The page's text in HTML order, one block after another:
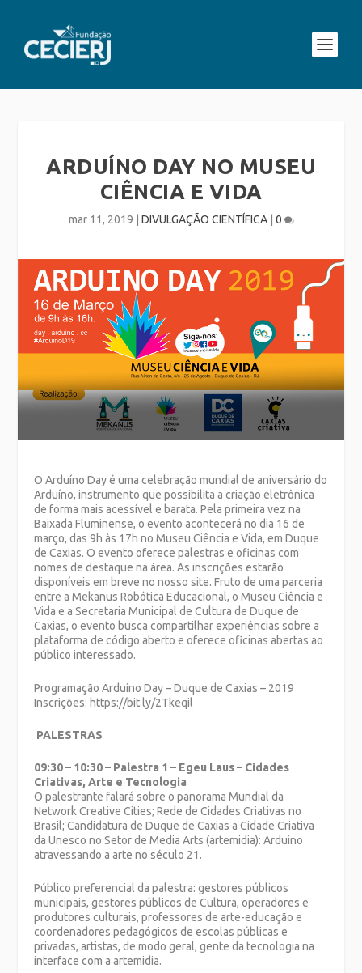
ARDUÍNO DAY NO MUSEU
CIÊNCIA E VIDA
mar 11, 2019 DIVULGAÇÃO CIENTÍFICA| 0
O Arduíno Day é uma celebração mundial de aniversário do
Arduíno, instrumento que possibilita a criação eletrônica
de forma mais acessível e barata. Pela primeira vez na
Baixada Fluminense, o evento acontecerá no dia 16 de
março, das 9h às 17h no Museu Ciência e Vida, em Duque
de Caxias. O evento oferece palestras e oficinas com
nomes de destaque na área. As inscrições estarão
disponíveis em breve no nosso site. Fruto de uma parceria
entre a Mekanus Robótica Educacional, o Museu Ciência e
Vida e a Secretaria Municipal de Cultura de Duque de
Caxias, o evento busca compartilhar experiências sobre a
plataforma de código aberto e oferece oficinas abertas ao
público interessado.
Programação Arduíno Day – Duque de Caxias – 2019
Inscrições: https://bit.ly/2Tkeqil
PALESTRAS
09:30 – 10:30 – Palestra 1 – Egeu Laus – Cidades
Criativas, Arte e Tecnologia
O palestrante falará sobre o panorama Mundial da
Network Creative Cities; Rede de Cidades Criativas no
Brasil; Candidatura de Duque de Caxias a Cidade Criativa
da Unesco no Setor de Media Arts (artemidia): Arduino
atravessando a arte no século 21.
Público preferencial da palestra: gestores públicos
municipais, gestores públicos de Cultura, operadores e
produtores culturais, professores de arte-educação e
coordenadores pedagógicos de escolas públicas e
privadas, artistas, de modo geral, gente da tecnologia na
interface com a artemidia.